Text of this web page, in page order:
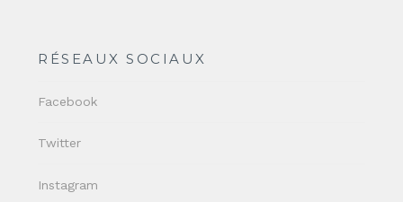
RÉSEAUX SOCIAUX
Facebook
Twitter
Instagram